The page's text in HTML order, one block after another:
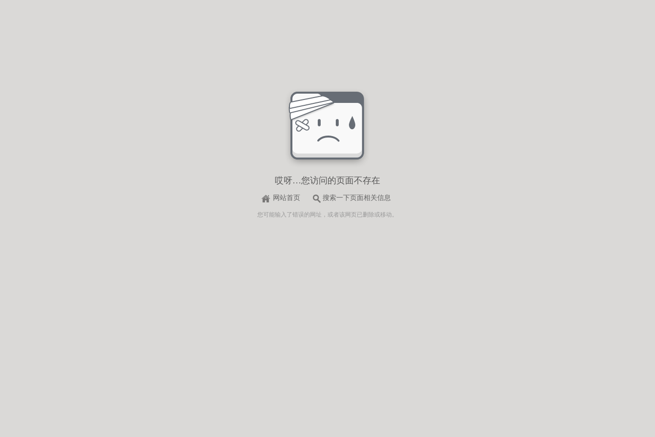
哎呀…您访问的页面不存在
网站首页 搜索一下页面相关信息
您可能输入了错误的网址，或者该网页已删除或移动。